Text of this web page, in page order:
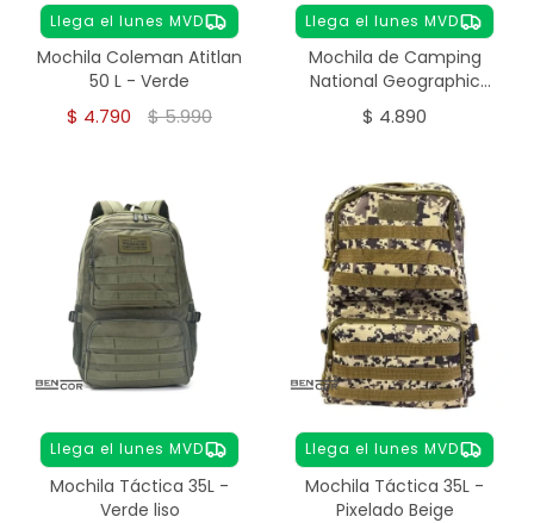
Llega el lunes MVD
Mochila Coleman Atitlan
50 L - Verde
$ 4.790 $5.990
Llega el lunes MVD
Mochila de Camping
National Geographic
Everest 45 L
$ 4.890
Llega el lunes MVD
Mochila Táctica 35L -
Verde liso
Llega el lunes MVD
Mochila Táctica 35L -
Pixelado Beige